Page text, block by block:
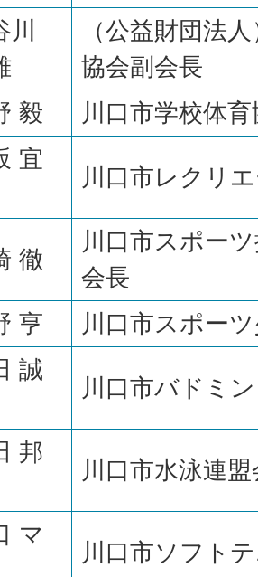
（公益財団法
協会副会長
毅 川口市学校体
宜
川口市レクリ
徹
川口市スポー
会長
亨 川口市スポー
誠
川口市バドミ
邦
川口市水泳連
マ
川口市ソフト